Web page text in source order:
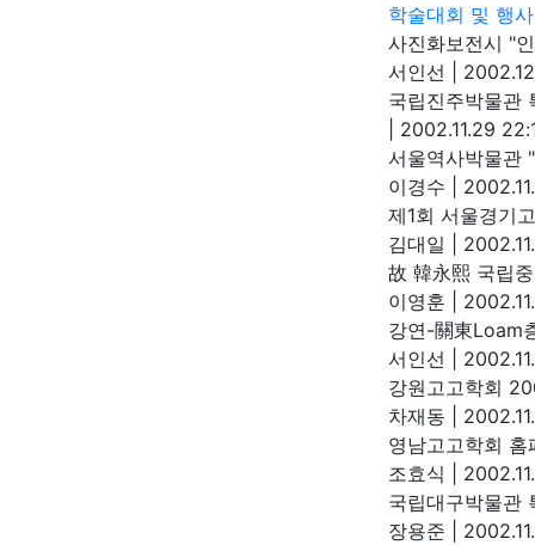
학술대회 및 행사
사진화보전시 "
서인선
국립진주박물관
2002.11.29
서울역사박물관
이경수
제1회 서울경기
김대일
故 韓永熙 국립
이영훈
강연-關東Loam
서인선
강원고고학회
차재동
영남고고학회 홈
조효식
국립대구박물관
장용준